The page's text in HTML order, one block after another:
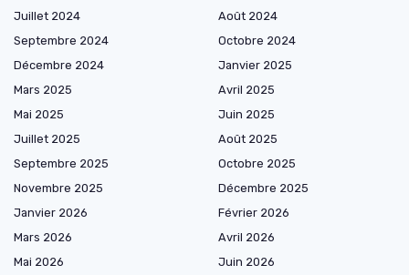
Juillet 2024
Août 2024
Septembre 2024
Octobre 2024
Décembre 2024
Janvier 2025
Mars 2025
Avril 2025
Mai 2025
Juin 2025
Juillet 2025
Août 2025
Septembre 2025
Octobre 2025
Novembre 2025
Décembre 2025
Janvier 2026
Février 2026
Mars 2026
Avril 2026
Mai 2026
Juin 2026